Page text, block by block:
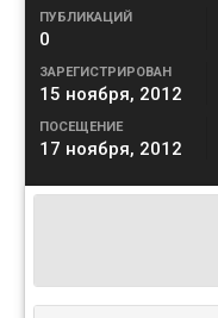
ПУБЛИКАЦИЙ
0
ЗАРЕГИСТРИРОВАН
15 ноября, 2012
ПОСЕЩЕНИЕ
17 ноября, 2012